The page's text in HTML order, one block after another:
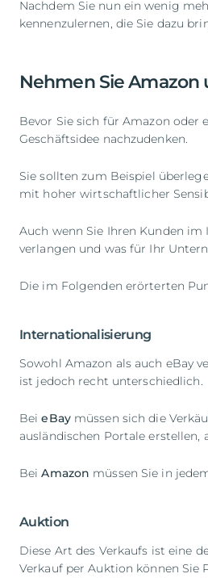
Nachdem Sie nun ein wenig
kennenzulernen, die Sie dazu
Nehmen Sie
Bevor Sie sich für Amazon oder
Geschäftsidee nachzudenken.
Sie sollten zum Beispiel
mit hoher wirtschaftlicher
Auch wenn Sie Ihren Kunden
verlangen und was für Ihr
Die im Folgenden erörterten
Internationalisierung
Sowohl Amazon als auch eBay
ist jedoch recht unterschiedlich.
BeieBaymüssen sich die
ausländischen Portale
BeiAmazon müssen Sie in
Auktion
Diese Art des Verkaufs ist eine
Verkauf per Auktion können Sie